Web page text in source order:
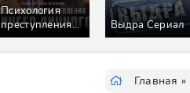
Психология
преступления
Ничего личного
Сериал
Выдра Сериал
Главная »